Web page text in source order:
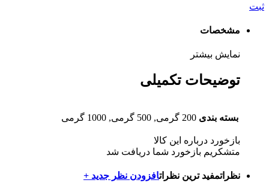
ثبت
مشخصات
نمایش بیشتر
توضیحات تکمیلی
بسته بندی 200 گرمی, 500 گرمی, 1000 گرمی
بازخورد درباره این کالا
متشکریم بازخورد شما دریافت شد
نظراتمفید ترین نظراتافزودن نظر جدید +